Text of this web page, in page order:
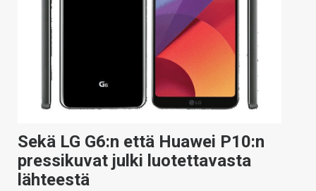
Sekä LG G6:n että Huawei P10:n
pressikuvat julki luotettavasta
lähteestä